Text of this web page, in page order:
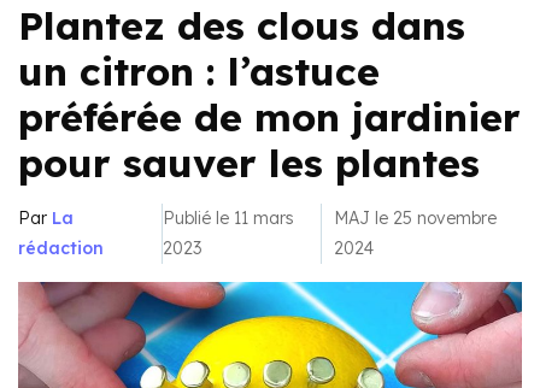
Plantez des clous dans
un citron : l’astuce
préférée de mon jardinier
pour sauver les plantes
Par La
rédaction
Publié le 11 mars
2023
MAJ le 25 novembre
2024